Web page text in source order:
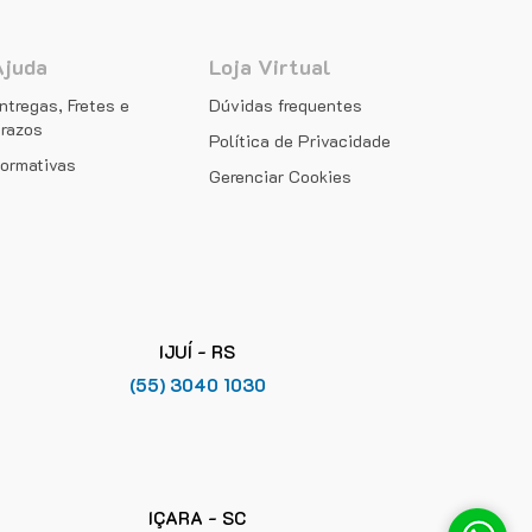
Fretes e
Loja Virtual
Dúvidas frequentes
Política de Privacidade
Gerenciar Cookies
IJUÍ - RS
(55) 3040 1030
IÇARA - SC